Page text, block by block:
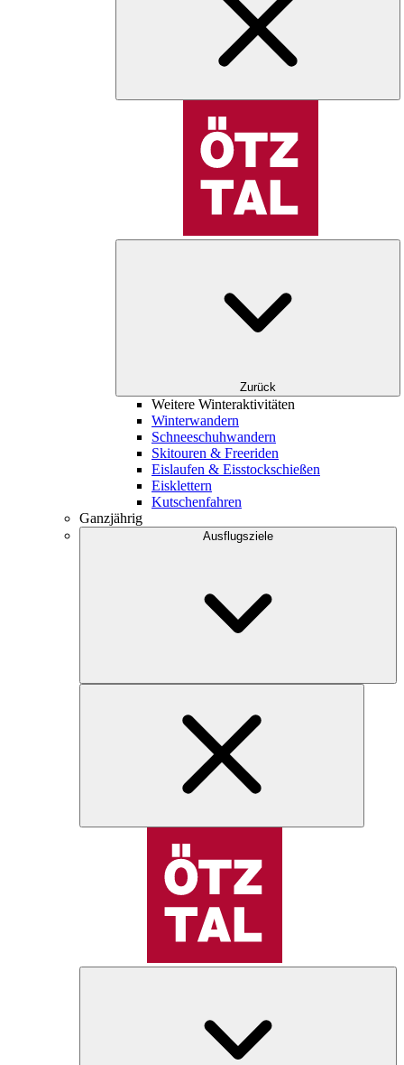
Zurück
Weitere Winteraktivitäten
Winterwandern
Schneeschuhwandern
Skitouren & Freeriden
Eislaufen & Eisstockschießen
Eisklettern
Kutschenfahren
Ganzjährig
Ausflugsziele